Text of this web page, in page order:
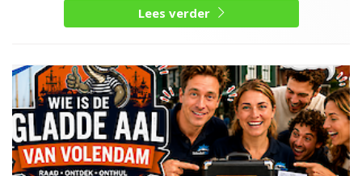
Lees verder